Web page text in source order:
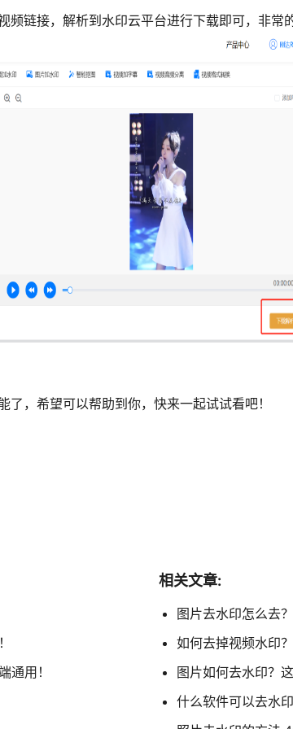
链接，解析到水印云平台进行下载即可，非常
，希望可以帮助到你，快来一起试试看吧！
通用！
相关文章:
图片去水印怎么去
如何去掉视频水印
图片如何去水印？
什么软件可以去水